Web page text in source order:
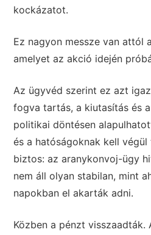
kockázatot.
Ez nagyon messze van attól
amelyet az akció idején
Az ügyvéd szerint ez azt
fogva tartás, a kiutasítás és
politikai döntésen
és a hatóságoknak kell
biztos: az aranykonvoj-ügy
nem áll olyan stabilan, mint
napokban el akarták adni.
Közben a pénzt visszaadták.